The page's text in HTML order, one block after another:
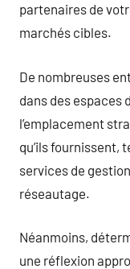
partenaires de
marchés cibles.
De nombreuses
dans des espaces
l’emplacement
qu’ils fournissent,
services de
réseautage.
Néanmoins,
une réflexion